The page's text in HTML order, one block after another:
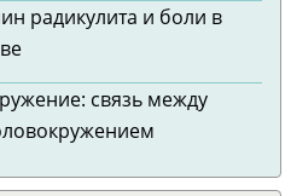
радикулита и боли в
связь между